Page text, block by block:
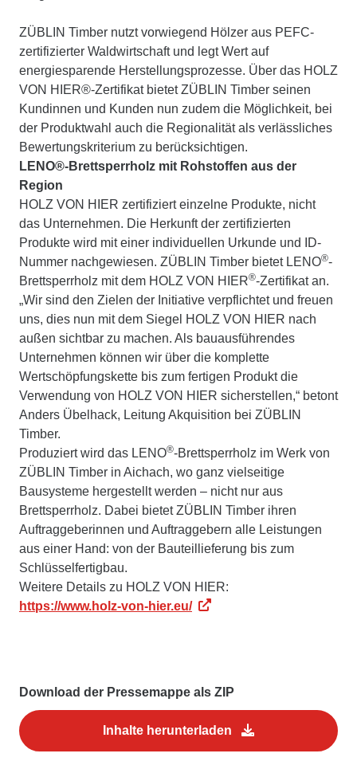
ZÜBLIN Timber nutzt vorwiegend Hölzer aus PEFC-
zertifizierter Waldwirtschaft und legt Wert auf
energiesparende Herstellungsprozesse. Über das HOLZ
VON HIER®-Zertifikat bietet ZÜBLIN Timber seinen
Kundinnen und Kunden nun zudem die Möglichkeit, bei
der Produktwahl auch die Regionalität als verlässliches
Bewertungskriterium zu berücksichtigen.
LENO®-Brettsperrholz mit Rohstoffen aus der
Region
HOLZ VON HIER zertifiziert einzelne Produkte, nicht
das Unternehmen. Die Herkunft der zertifizierten
Produkte wird mit einer individuellen Urkunde und ID-
Nummer nachgewiesen. ZÜBLIN Timber bietet LENO®-
Brettsperrholz mit dem HOLZ VON HIER®-Zertifikat an.
„Wir sind den Zielen der Initiative verpflichtet und freuen
uns, dies nun mit dem Siegel HOLZ VON HIER nach
außen sichtbar zu machen. Als bauausführendes
Unternehmen können wir über die komplette
Wertschöpfungskette bis zum fertigen Produkt die
Verwendung von HOLZ VON HIER sicherstellen,“ betont
Anders Übelhack, Leitung Akquisition bei ZÜBLIN
Timber.
Produziert wird das LENO®-Brettsperrholz im Werk von
ZÜBLIN Timber in Aichach, wo ganz vielseitige
Bausysteme hergestellt werden – nicht nur aus
Brettsperrholz. Dabei bietet ZÜBLIN Timber ihren
Auftraggeberinnen und Auftraggebern alle Leistungen
aus einer Hand: von der Bauteillieferung bis zum
Schlüsselfertigbau.
Weitere Details zu HOLZ VON HIER:
https://www.holz-von-hier.eu/
Download der Pressemappe als ZIP
Inhalte herunterladen